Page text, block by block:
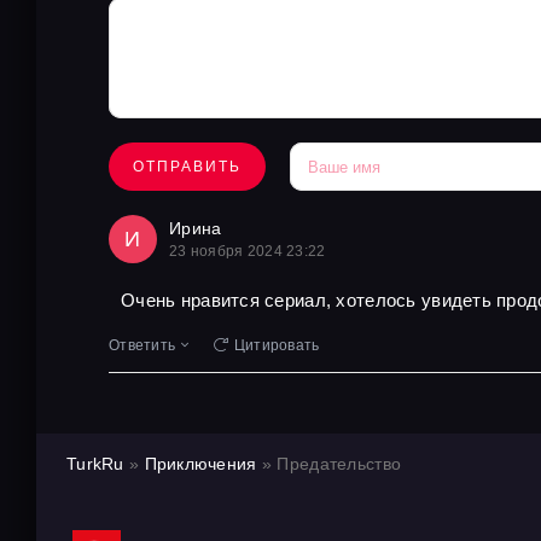
ОТПРАВИТЬ
И Ирина
23 ноября 2024 23:22
Очень нравится сериал, хотелось увидеть
Ответить Цитировать
TurkRu » Приключения » Предательство